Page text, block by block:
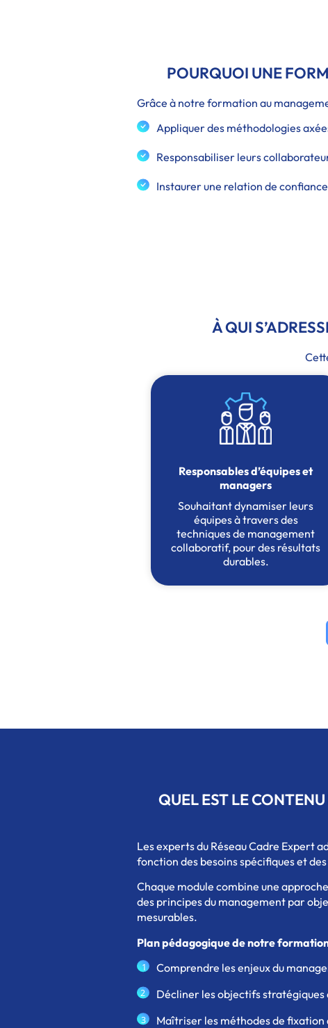
POURQUOI UNE
Grâce à notre formation au
Appliquer des méthodologies
Responsabiliser leurs
Instaurer une relation de
À QUI
Responsables d’équipes et
managers
Souhaitant dynamiser leurs
équipes à travers des
techniques de management
collaboratif, pour des résultats
durables.
QUEL EST LE
Les experts du Réseau Cadre Expert
fonction des besoins spécifiques et
Chaque module combine une
des principes du management par
mesurables.
Plan pédagogique de notre
1 Comprendre les enjeux du
2 Décliner les objectifs
3 Maîtriser les méthodes de